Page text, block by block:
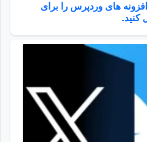
های وردپرس را برای
کنید.